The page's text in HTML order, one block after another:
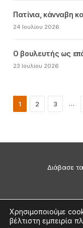
Πατίνια, κάνναβη
24 Ιουλίου 2026
Ο βουλευτής ως
23 Ιουλίου 2026
1 2 3 …
Διάβασε
Χρησιμοποιούμε
βέλτιστη εμπειρία